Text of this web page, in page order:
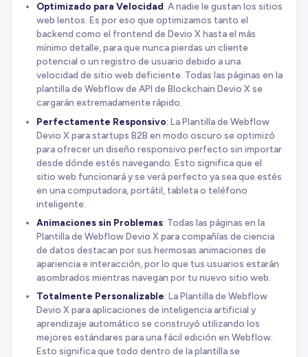
Optimizado para Velocidad: A nadie le gustan los sitios
web lentos. Es por eso que optimizamos tanto el
backend como el frontend de Devio X hasta el más
mínimo detalle, para que nunca pierdas un cliente
potencial o un registro de usuario debido a una
velocidad de sitio web deficiente. Todas las páginas en la
plantilla de Webflow de API de Blockchain Devio X se
cargarán extremadamente rápido.
Perfectamente Responsivo: La Plantilla de Webflow
Devio X para startups B2B en modo oscuro se optimizó
para ofrecer un diseño responsivo perfecto sin importar
desde dónde estés navegando. Esto significa que el
sitio web funcionará y se verá perfecto ya sea que estés
en una computadora, portátil, tableta o teléfono
inteligente.
Animaciones sin Problemas: Todas las páginas en la
Plantilla de Webflow Devio X para compañías de ciencia
de datos destacan por sus hermosas animaciones de
apariencia e interacción, por lo que tus usuarios estarán
asombrados mientras navegan por tu nuevo sitio web.
Totalmente Personalizable: La Plantilla de Webflow
Devio X para aplicaciones de inteligencia artificial y
aprendizaje automático se construyó utilizando los
mejores estándares para una fácil edición en Webflow.
Esto significa que todo dentro de la plantilla se